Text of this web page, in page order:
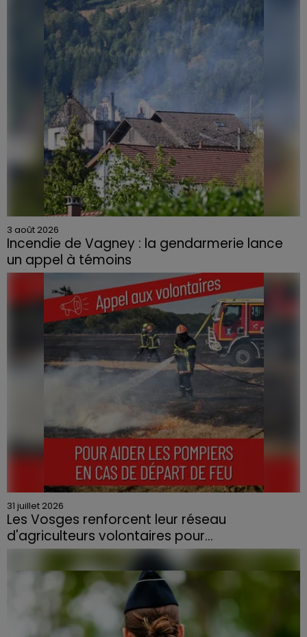
3 août 2026
Incendie de Vagney : la gendarmerie lance
un appel à témoins
Le feu, parti d'une haie avant de se propager au
quartier résidentiel, avait détruit deux habitations et
contraint à l'évacuation d'une centaine de personnes.
31 juillet 2026
Les Vosges renforcent leur réseau
d'agriculteurs volontaires pour...
Face à la sécheresse et aux risques de départs de feu,
la Chambre d'agriculture des Vosges a lancé un appel
aux agriculteurs volontaires pour venir en aide...